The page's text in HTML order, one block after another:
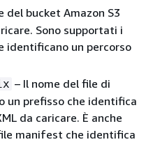
del bucket Amazon S3
Sono supportati i
identificano un percorso
– Il nome del file di
un prefisso che identifica
da caricare. È anche
manifest che identifica